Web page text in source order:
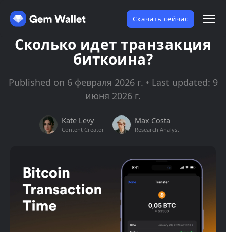
Скачать сейчас
Сколько идет транзакция
биткоина?
Published on 6 февраля 2026 г. • Last updated: 9
июня 2026 г.
Kate Levy
Content Creator
Max Costa
Research Analyst